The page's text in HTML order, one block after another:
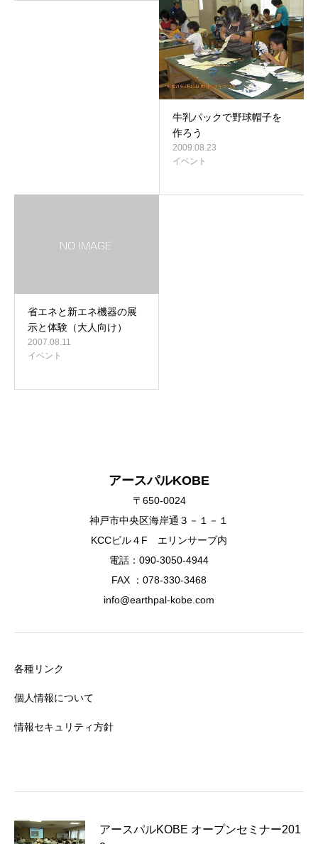
牛乳パックで野球帽子を
作ろう
2009.08.23
イベント
省エネと新エネ機器の展
示と体験（大人向け）
2007.08.11
イベント
アースパルKOBE
〒650-0024
神戸市中央区海岸通３－１－１
KCCビル４F エリンサーブ内
電話：090-3050-4944
FAX ：078-330-3468
info@earthpal-kobe.com
各種リンク
個人情報について
情報セキュリティ方針
アースパルKOBE オープンセミナー201